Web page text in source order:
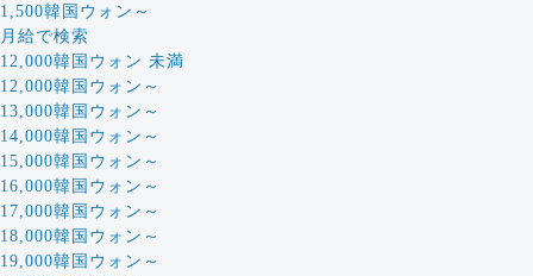
1,500韓国ウォン～
月給で検索
12,000韓国ウォン 未満
12,000韓国ウォン～
13,000韓国ウォン～
14,000韓国ウォン～
15,000韓国ウォン～
16,000韓国ウォン～
17,000韓国ウォン～
18,000韓国ウォン～
19,000韓国ウォン～